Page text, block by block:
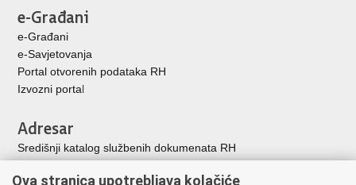
Facebooku
X-
e-Građani
e-Građani
e-Savjetovanja
Portal otvorenih podataka RH
Izvozni portal
Adresar
Središnji katalog službenih dokumenata RH
Ova stranica upotrebljava kolačiće